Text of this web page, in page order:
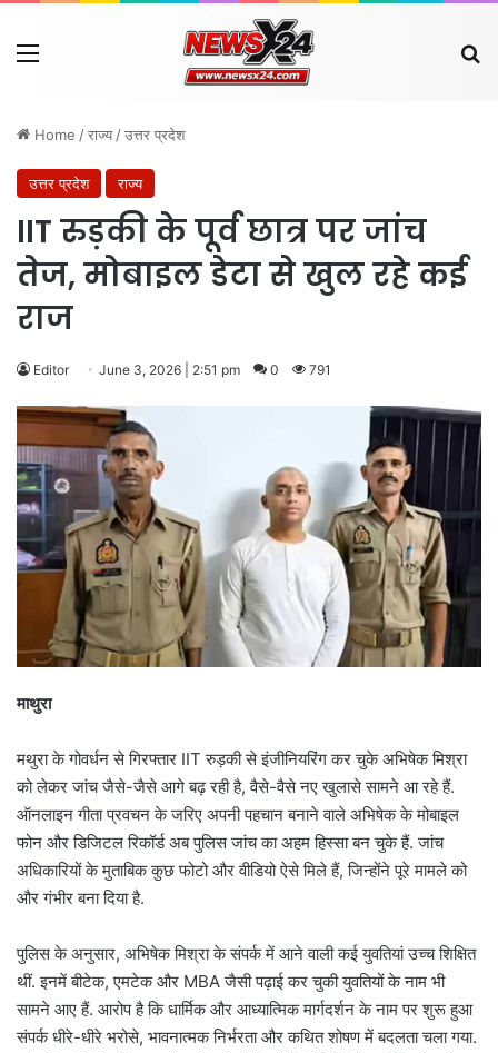
Menu
Home /राज्य /उत्तर प्रदेश
उत्तर प्रदेश राज्य
IIT रुड़की के पूर्व छात्र पर जांच
तेज, मोबाइल डेटा से खुल रहे कई
राज
Editor June 3, 2026 | 2:51 pm 0 791
माथुरा
मथुरा के गोवर्धन से गिरफ्तार IIT रुड़की से इंजीनियरिंग कर चुके अभिषेक मिश्रा
को लेकर जांच जैसे-जैसे आगे बढ़ रही है, वैसे-वैसे नए खुलासे सामने आ रहे हैं.
ऑनलाइन गीता प्रवचन के जरिए अपनी पहचान बनाने वाले अभिषेक के मोबाइल
फोन और डिजिटल रिकॉर्ड अब पुलिस जांच का अहम हिस्सा बन चुके हैं. जांच
अधिकारियों के मुताबिक कुछ फोटो और वीडियो ऐसे मिले हैं, जिन्होंने पूरे मामले को
और गंभीर बना दिया है.
पुलिस के अनुसार, अभिषेक मिश्रा के संपर्क में आने वाली कई युवतियां उच्च शिक्षित
थीं. इनमें बीटेक, एमटेक और MBA जैसी पढ़ाई कर चुकी युवतियों के नाम भी
सामने आए हैं. आरोप है कि धार्मिक और आध्यात्मिक मार्गदर्शन के नाम पर शुरू हुआ
संपर्क धीरे-धीरे भरोसे, भावनात्मक निर्भरता और कथित शोषण में बदलता चला गया.